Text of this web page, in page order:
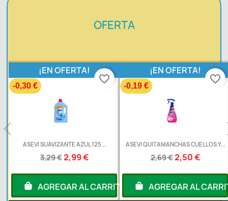
OFERTA
ASEVI SUAVIZANTE AZUL 125...
3,29 €2,99 €
¡EN OFERTA!
-0,30 €
AGREGAR AL CARRITO
favorite_border
ASEVI QUITAMANCHAS CUELLOS Y...
2,69 €2,50 €
¡EN OFERTA!
-0,19 €
AGREGAR AL
favorite_border